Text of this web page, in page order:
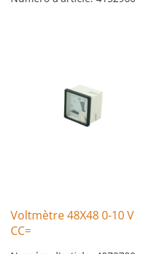
Voltmètre 48X48 0-10 V
CC=